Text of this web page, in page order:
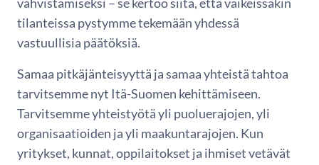
tilanteissa pystymme tekemään yhdessä
vastuullisia päätöksiä.
Samaa pitkäjänteisyyttä ja samaa yhteistä tahtoa
tarvitsemme nyt Itä-Suomen kehittämiseen.
Tarvitsemme yhteistyötä yli puoluerajojen, yli
organisaatioiden ja yli maakuntarajojen. Kun
yritykset, kunnat, oppilaitokset ja ihmiset vetävät